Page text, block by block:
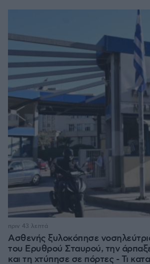
Ασθενής ξυλοκόπησε
του Ερυθρού Σταυρού, την
και τη χτύπησε σε πόρτες - Τι
πριν 43 λεπτά